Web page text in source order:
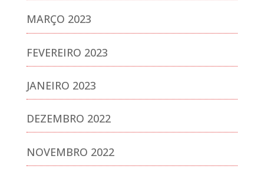
MARÇO 2023
FEVEREIRO 2023
JANEIRO 2023
DEZEMBRO 2022
NOVEMBRO 2022